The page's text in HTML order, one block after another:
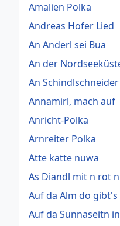
Amalien Polka
Andreas Hofer Lied
An Anderl sei Bua
An der
An
Annamirl, mach auf
Anricht-Polka
Arnreiter Polka
Atte katte nuwa
As Diandl mit n rot
Auf da Alm do gibt's
Auf da Sunnaseitn